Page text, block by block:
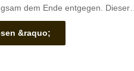
dem Ende entgegen.
&raquo;